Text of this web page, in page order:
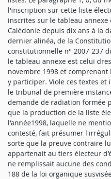
l'inscription sur cette liste
inscrites sur le tableau
Calédonie depuis dix ans à la
dernier alinéa, de la
constitutionnelle n° 2007-237
le tableau annexe est celui
novembre 1998 et
y participer. Viole ces textes et
le tribunal de première
demande de radiation formée
que la production de la liste
l'année1998, laquelle ne
contesté, fait présumer
sorte que la preuve contraire
appartenait au tiers électeur
ne remplissait aucune des
188 de la loi organique